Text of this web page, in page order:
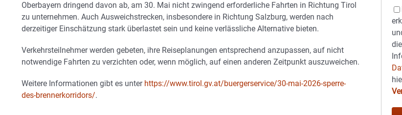
Oberbayern dringend davon ab, am 30. Mai nicht zwingend erforderliche Fahrten in Richtung Tirol
zu unternehmen. Auch Ausweichstrecken, insbesondere in Richtung Salzburg, werden nach
derzeitiger Einschätzung stark überlastet sein und keine verlässliche Alternative bieten.
Verkehrsteilnehmer werden gebeten, ihre Reiseplanungen entsprechend anzupassen, auf nicht
notwendige Fahrten zu verzichten oder, wenn möglich, auf einen anderen Zeitpunkt auszuweichen.
Weitere Informationen gibt es unter https://www.tirol.gv.at/buergerservice/30-mai-2026-sperre-
des-brennerkorridors/.